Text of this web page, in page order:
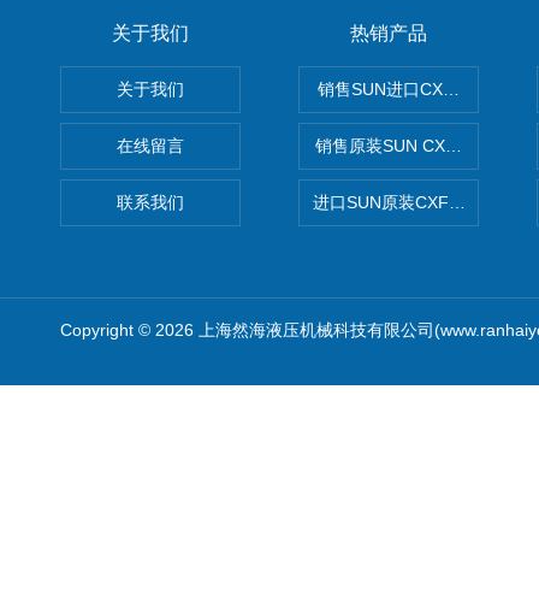
关于我们
关于我们
在线留言
联系我们
热销产品
销售SUN进口CXGDXCN插
销售原装SUN CXJAXCN全
进口SUN原装CXFAXCN导压
Copyright © 2026 上海然海液压机械科技有限公司